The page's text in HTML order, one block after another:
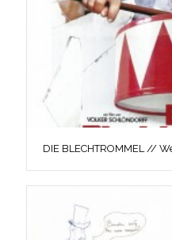
DIE BLECHTROMMEL //